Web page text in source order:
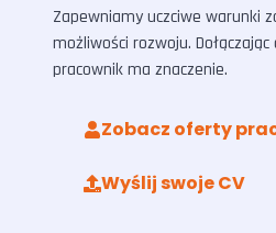
Zapewniamy uczciwe warunki
możliwości rozwoju.
pracownik ma znaczenie.
Zobacz oferty
Wyślij swoje CV